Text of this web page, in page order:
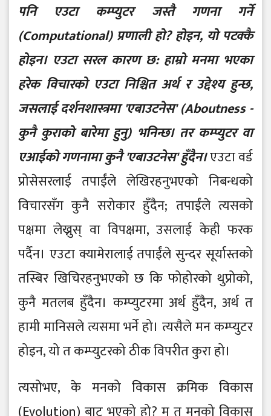
पनि एउटा कम्प्युटर जस्तै गणना गर्ने
(Computational) प्रणाली हो? होइन, यो पटक्कै
होइन। एउटा सरल कारण छ: हाम्रो मनमा भएका
हरेक विचारको एउटा निश्चित अर्थ र उद्देश्य हुन्छ,
जसलाई दर्शनशास्त्रमा 'एबाउटनेस' (Aboutness -
कुनै कुराको बारेमा हुनु) भनिन्छ। तर कम्प्युटर वा
एआईको गणनामा कुनै 'एबाउटनेस' हुँदैन।एउटा वर्ड
प्रोसेसरलाई तपाईंले लेखिरहनुभएको निबन्धको
विचारसँग कुनै सरोकार हुँदैन; तपाईंले त्यसको
पक्षमा लेख्नुस् वा विपक्षमा, उसलाई केही फरक
पर्दैन। एउटा क्यामेरालाई तपाईंले सुन्दर सूर्यास्तको
तस्बिर खिचिरहनुभएको छ कि फोहोरको थुप्रोको,
कुनै मतलब हुँदैन। कम्प्युटरमा अर्थ हुँदैन, अर्थ त
हामी मानिसले त्यसमा भर्ने हो। त्यसैले मन कम्प्युटर
होइन, यो त कम्प्युटरको ठीक विपरीत कुरा हो।
त्यसोभए, के मनको विकास क्रमिक विकास